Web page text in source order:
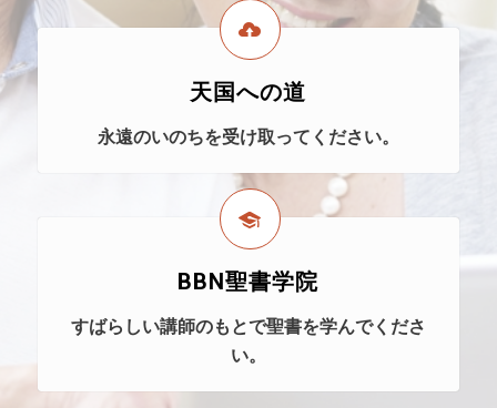
天国への道
永遠のいのちを受け取ってください。
BBN聖書学院
すばらしい講師のもとで聖書を学んでくださ
い。